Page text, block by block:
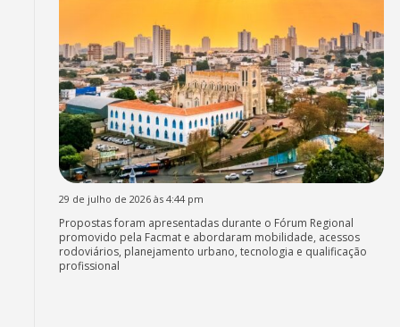
29 de julho de 2026 às 4:44 pm
Propostas foram apresentadas durante o Fórum Regional
promovido pela Facmat e abordaram mobilidade, acessos
rodoviários, planejamento urbano, tecnologia e qualificação
profissional